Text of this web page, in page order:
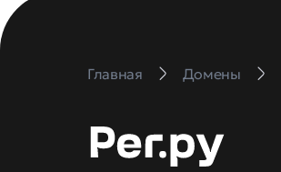
Главная Домены